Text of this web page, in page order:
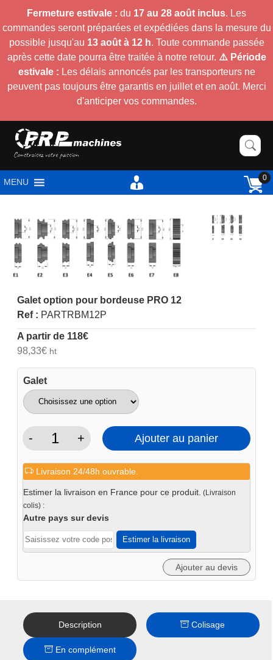
Fermeture estivale : du 17 au 28 août inclus. Les
commandes seront préparées et expédiées dans la mesure du
possible jusqu'au 13 août à 12 h. Toute commande passée
après cette date pourra être traitée à notre retour. ⚠️ Période
estivale : Les délais annoncés par les transporteurs ne
peuvent pas toujours être garantis en juillet et en août. Merci
d'anticiper vos commandes.
MENU 0
Galet option pour bordeuse PRO 12
Ref : PARTRBM12P
A partir de 118€
98,33€ht
Galet
-
quantité
Galet
option
bordeuse
PRO
12
+ Ajouter au panier
Livraison 24/48h ouvrable.
Estimer la livraison en France pour ce produit. (Livraison
colis) :
Autre pays sur devis
Estimer la livraison
Ajouter au devis
Description Colisage
En complément